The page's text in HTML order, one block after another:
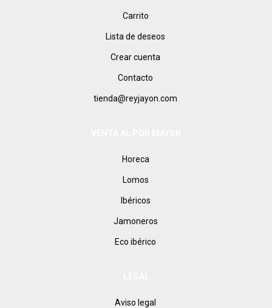
Carrito
Lista de deseos
Crear cuenta
Contacto
tienda@reyjayon.com
Horeca
Lomos
Ibéricos
Jamoneros
Eco ibérico
Aviso legal